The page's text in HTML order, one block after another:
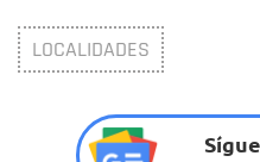
LOCALIDADES